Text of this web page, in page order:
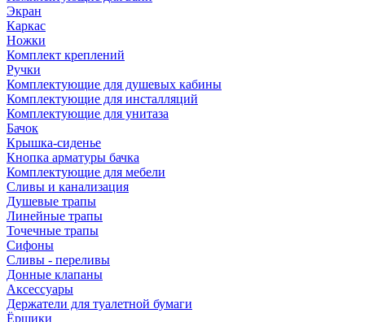
Экран
Каркас
Ножки
Комплект креплений
Ручки
Комплектующие для душевых кабины
Комплектующие для инсталляций
Комплектующие для унитаза
Бачок
Крышка-сиденье
Кнопка арматуры бачка
Комплектующие для мебели
Сливы и канализация
Душевые трапы
Линейные трапы
Точечные трапы
Сифоны
Сливы - переливы
Донные клапаны
Аксессуары
Держатели для туалетной бумаги
Ёршики